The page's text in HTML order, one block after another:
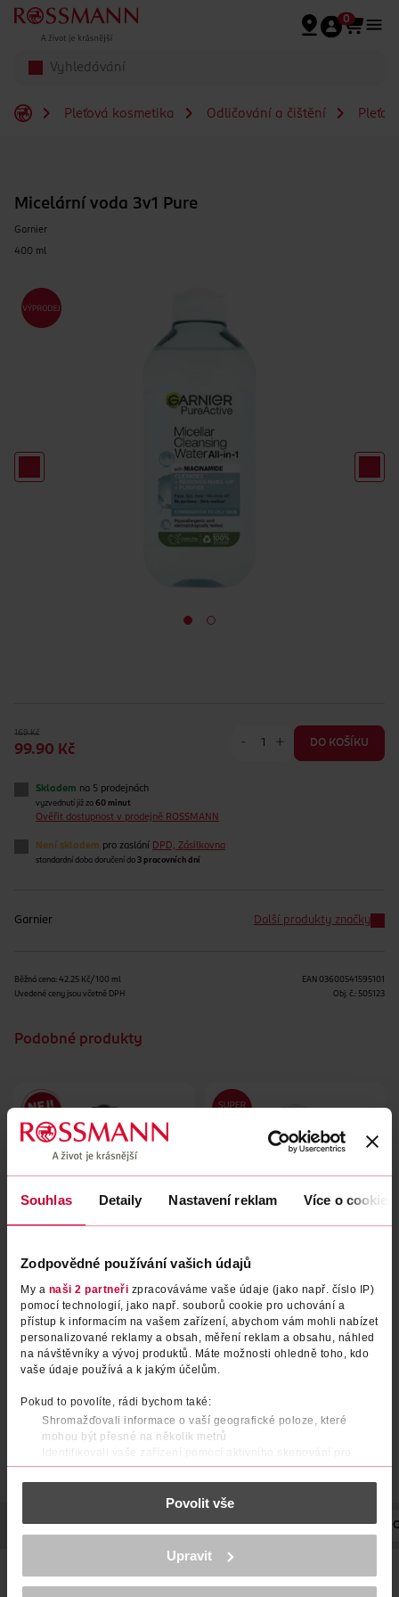
Souhlas Detaily Nastavení reklam Více o cookies
Zodpovědné používání vašich údajů
My a naši 2 partneři zpracováváme vaše údaje (jako např. číslo IP)
pomocí technologií, jako např. souborů cookie pro uchování a
přístup k informacím na vašem zařízení, abychom vám mohli nabízet
personalizované reklamy a obsah, měření reklam a obsahu, náhled
na návštěvníky a vývoj produktů. Máte možnosti ohledně toho, kdo
vaše údaje používá a k jakým účelům.
Pokud to povolíte, rádi bychom také:
Shromažďovali informace o vaší geografické poloze, které
mohou být přesné na několik metrů
Identifikovali vaše zařízení pomocí aktivního skenování pro
konkrétní charakteristiky (otisk prstu)
Zjistěte více o tom, jak zpracováváme vaše osobní údaje, a nastavte
části s podrobnostmi . Svůj souhlas můžete kdykoliv
K provozu stránek, personalizaci obsahu a reklam, funkcí sociálních
médií, analýze návštěvnosti, které mohou nést osobní údaje.
Více najdete vprohlášení o ochraně osobních údajů.
Povolit vše
Upravit
Přeskočit na hlavmní obsah
0
Pleťová kosmetika Odličování a čištění
Micelární voda 3v1 Pure
Garnier
400 ml
169 Kč
99.90 Kč
- + DO KOŠÍKU
Skladem na 5 prodejnách
vyzvednutí již za 60 minut
Ověřit dostupnost v prodejně ROSSMANN
Není skladem pro zaslání DPD, Zásilkovna
standardní doba doručení do 3 pracovních dní
Garnier Další produkty značky
Běžná cena: 42.25 Kč/100 ml
Uvedené ceny jsou včetně DPH
EAN 03600541595101
Obj. č.: 505123
Podobné produkty
Active s aktivním uhlím
400 ml
99.90 Kč
kyselinou salicylovou
Garnier 400 ml
99.90 Kč
POPIS POUŽITÍ SLOŽENÍ OBJEM NÁZEV VÝROBCE/
jedním tahem. Obsahuje micely aktivní částice, které na sebe